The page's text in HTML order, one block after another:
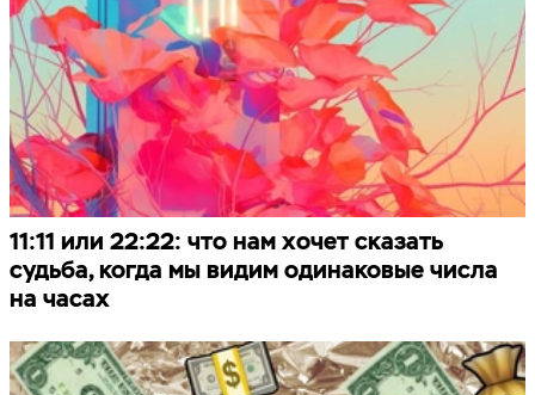
11:11 или 22:22: что нам хочет сказать
судьба, когда мы видим одинаковые числа
на часах